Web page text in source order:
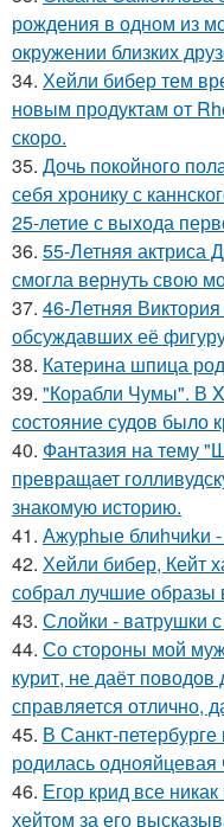
рождения в одном из
окружении близких
34. Хейли бибер тем
новым продуктам от
скоро.
35. Дочь покойного
себя хронику с
25-летие с выхода
36. 55-Летняя актриса
смогла вернуть свою
37. 46-Летняя
обсуждавших её
38. Катерина шпица
39. "Корабли Чумы". В
состояние судов было
40. Фантазия на тему
превращает
знакомую историю.
41. Ажурhые блиhчиkи
42. Хейли бибер, Кейт
собрал лучшие образы
43. Слойки - ватрушки
44. Со стороны мой
курит, не даёт
справляется отлично,
45. В Санкт-
родилась однояйцевая
46. Егор крид все
хейтом за его